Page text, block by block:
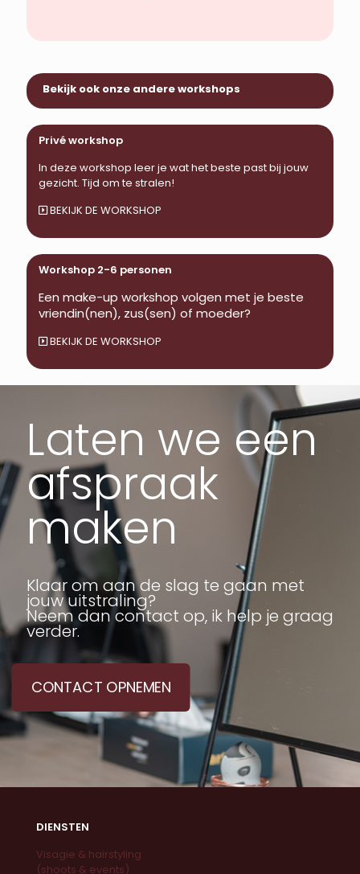
Bekijk ook onze andere workshops
Privé workshop
In deze workshop leer je wat het beste past bij jouw
gezicht. Tijd om te stralen!
BEKIJK DE WORKSHOP
Workshop 2-6 personen
Een make-up workshop volgen met je beste
vriendin(nen), zus(sen) of moeder?
BEKIJK DE WORKSHOP
Laten we een
afspraak
maken
Klaar om aan de slag te gaan met
jouw uitstraling?
Neem dan contact op, ik help je graag
verder.
CONTACT OPNEMEN
DIENSTEN
Visagie & hairstyling
(shoots & events)